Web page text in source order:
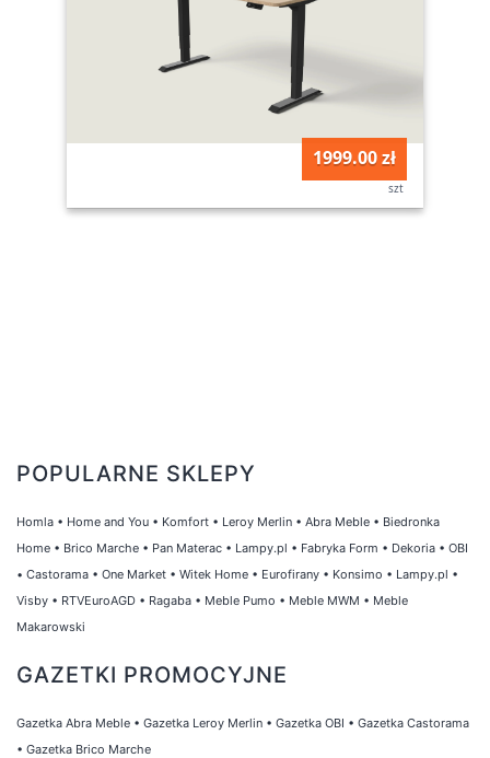
1999.00 zł
szt
POPULARNE SKLEPY
Homla • Home and You • Komfort • Leroy Merlin • Abra Meble • Biedronka
Home • Brico Marche • Pan Materac • Lampy.pl • Fabryka Form • Dekoria • OBI
• Castorama • One Market • Witek Home • Eurofirany • Konsimo • Lampy.pl •
Visby • RTVEuroAGD • Ragaba • Meble Pumo • Meble MWM • Meble
Makarowski
GAZETKI PROMOCYJNE
Gazetka Abra Meble • Gazetka Leroy Merlin • Gazetka OBI • Gazetka Castorama
• Gazetka Brico Marche